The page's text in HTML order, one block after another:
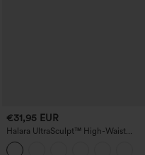
€31,95 EUR
Halara UltraSculpt™ High-Waist
Shaping-Trainingsleggings in Pedal-
Pusher-Länge – po-liftend,